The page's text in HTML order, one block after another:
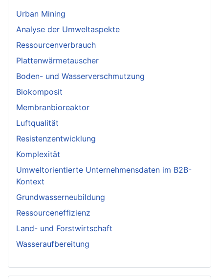
Urban Mining
Analyse der Umweltaspekte
Ressourcenverbrauch
Plattenwärmetauscher
Boden- und Wasserverschmutzung
Biokomposit
Membranbioreaktor
Luftqualität
Resistenzentwicklung
Komplexität
Umweltorientierte Unternehmensdaten im B2B-
Kontext
Grundwasserneubildung
Ressourceneffizienz
Land- und Forstwirtschaft
Wasseraufbereitung